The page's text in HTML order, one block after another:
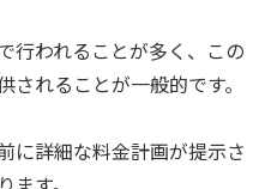
行われることが多く、この
れることが一般的です。
に詳細な料金計画が提示さ